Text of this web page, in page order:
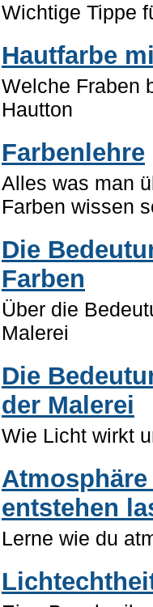
Wichtige Tippe
Hautfarbe
Welche Fraben
Hautton
Farbenlehre
Alles was man
Farben wissen
Die
Farben
Über die
Malerei
Die
der Malerei
Wie Licht wirkt
entstehen
Lerne wie du